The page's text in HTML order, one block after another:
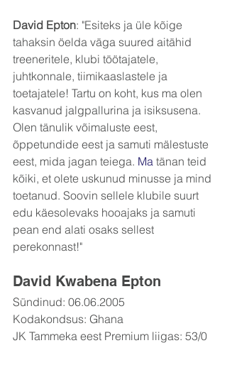
David Epton: "Esiteks ja üle kõige
tahaksin öelda väga suured aitähid
treeneritele, klubi töötajatele,
juhtkonnale, tiimikaaslastele ja
toetajatele! Tartu on koht, kus ma olen
kasvanud jalgpallurina ja isiksusena.
Olen tänulik võimaluste eest,
õppetundide eest ja samuti mälestuste
eest, mida jagan teiega. Ma tänan teid
kõiki, et olete uskunud minusse ja mind
toetanud. Soovin sellele klubile suurt
edu käesolevaks hooajaks ja samuti
pean end alati osaks sellest
perekonnast!"
David Kwabena Epton
Sündinud: 06.06.2005
Kodakondsus: Ghana
JK Tammeka eest Premium liigas: 53/0